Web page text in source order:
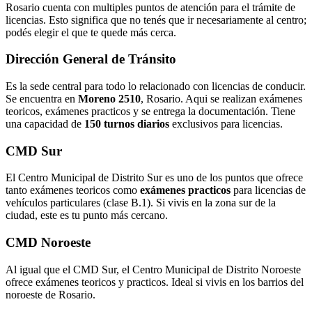
Rosario cuenta con multiples puntos de atención para el trámite de
licencias. Esto significa que no tenés que ir necesariamente al centro;
podés elegir el que te quede más cerca.
Dirección General de Tránsito
Es la sede central para todo lo relacionado con licencias de conducir.
Se encuentra en Moreno 2510, Rosario. Aqui se realizan exámenes
teoricos, exámenes practicos y se entrega la documentación. Tiene
una capacidad de 150 turnos diarios exclusivos para licencias.
CMD Sur
El Centro Municipal de Distrito Sur es uno de los puntos que ofrece
tanto exámenes teoricos como exámenes practicos para licencias de
vehículos particulares (clase B.1). Si vivis en la zona sur de la
ciudad, este es tu punto más cercano.
CMD Noroeste
Al igual que el CMD Sur, el Centro Municipal de Distrito Noroeste
ofrece exámenes teoricos y practicos. Ideal si vivis en los barrios del
noroeste de Rosario.